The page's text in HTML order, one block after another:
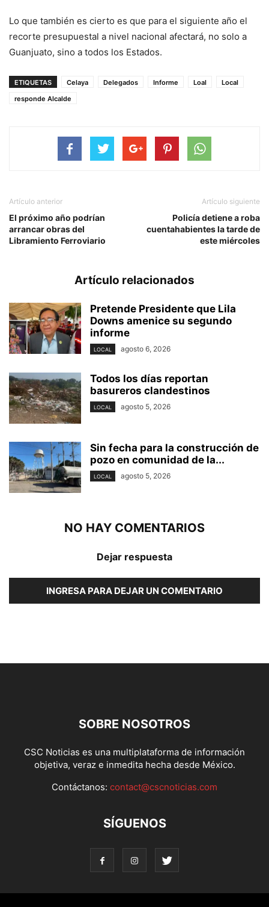
Lo que también es cierto es que para el siguiente año el
recorte presupuestal a nivel nacional afectará, no solo a
Guanjuato, sino a todos los Estados.
ETIQUETAS Celaya Delegados Informe Loal
Local
responde Alcalde
Artículo anterior
El próximo año podrían
arrancar obras del
Libramiento Ferroviario
Artículo siguiente
Policía detiene a roba
cuentahabientes la tarde de
este miércoles
Artículo relacionados
Pretende Presidente que Lila
Downs amenice su segundo
informe
LOCAL agosto 6, 2026
Todos los días reportan
basureros clandestinos
LOCAL agosto 5, 2026
Sin fecha para la construcción de
pozo en comunidad de la...
LOCAL agosto 5, 2026
NO HAY COMENTARIOS
Dejar respuesta
INGRESA PARA DEJAR UN COMENTARIO
SOBRE NOSOTROS
CSC Noticias es una multiplataforma de información
objetiva, veraz e inmedita hecha desde México.
Contáctanos: contact@cscnoticias.com
SÍGUENOS